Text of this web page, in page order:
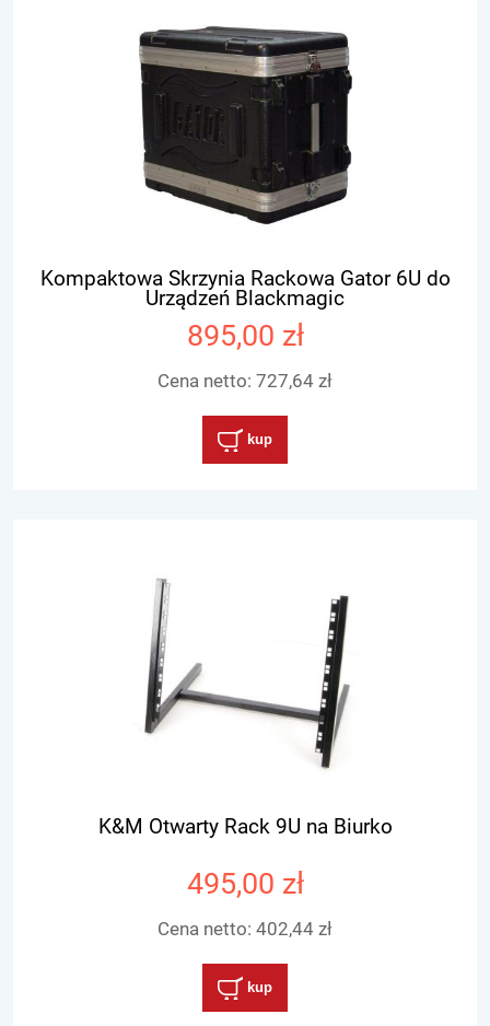
Kompaktowa Skrzynia Rackowa Gator 6U do
Urządzeń Blackmagic
895,00 zł
Cena netto: 727,64 zł
kup
K&M Otwarty Rack 9U na Biurko
495,00 zł
Cena netto: 402,44 zł
kup